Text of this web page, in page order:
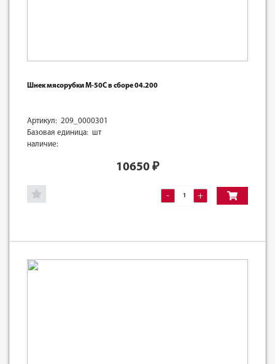
Шнек мясорубки М-50С в сборе 04.200
Артикул: 209_0000301
Базовая единица: шт
наличие:
10650 ₽
- +